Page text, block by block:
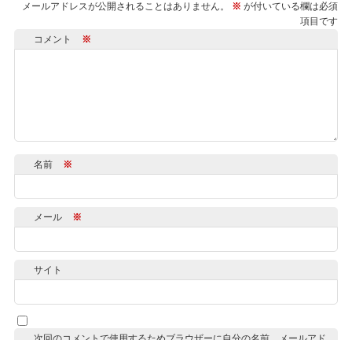
メールアドレスが公開されることはありません。 ※ が付いている欄は必須
項目です
コメント ※
名前 ※
メール ※
サイト